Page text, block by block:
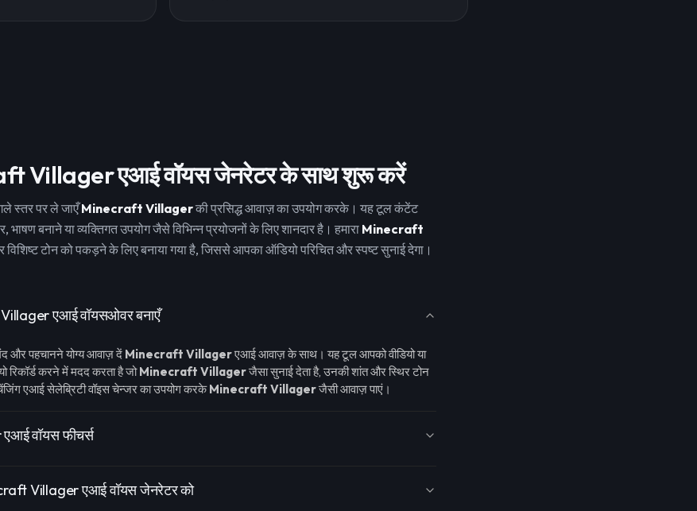
Villager एआई वॉयस जेनरेटर के साथ शुरू करें
स्तर पर ले जाएँMinecraft Villagerकी प्रसिद्ध आवाज़ का उपयोग करके। यह टूल कंटेंट
बनाने या व्यक्तिगत उपयोग जैसे विभिन्न प्रयोजनों के लिए शानदार है। हमारा Minecraft
टोन को पकड़ने के लिए बनाया गया है, जिससे आपका ऑडियो परिचित और स्पष्ट सुनाई देगा।
एआई वॉयसओवर बनाएँ
और पहचानने योग्य आवाज़ दें Minecraft Villagerएआई आवाज़ के साथ। यह टूल आपको वीडियो या
रिकॉर्ड करने में मदद करता है जोMinecraft Villagerजैसा सुनाई देता है, उनकी शांत और स्थिर टोन
एआई सेलेब्रिटी वॉइस चेन्जर का उपयोग करकेMinecraft Villagerजैसी आवाज़ पाएं।
वॉयस फीचर्स
Villager एआई वॉयस जेनरेटर को